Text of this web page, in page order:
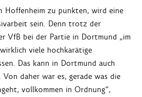
Hoffenheim zu punkten, wird eine
sein. Denn trotz der
VfB bei der Partie in Dortmund „im
viele hochkarätige
Das kann in Dortmund auch
Von daher war es, gerade was die
vollkommen in Ordnung“,